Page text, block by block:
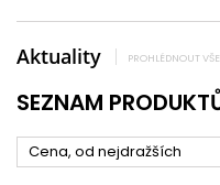
Aktuality PROHLÉDNOUT
SEZNAM
Cena, od nejdražších